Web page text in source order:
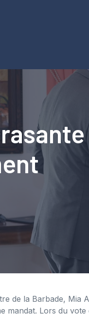
de la Barbade, Mia
mandat. Lors du